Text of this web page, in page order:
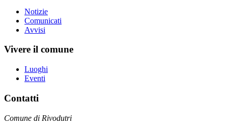
Notizie
Comunicati
Avvisi
Vivere il comune
Luoghi
Eventi
Contatti
Comune di Rivodutri